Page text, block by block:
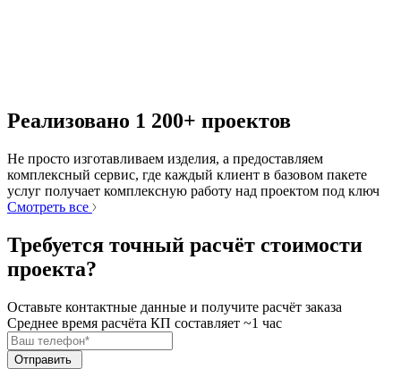
Реализовано 1 200+ проектов
Не просто изготавливаем изделия, а предоставляем
комплексный сервис, где каждый клиент в базовом пакете
услуг получает комплексную работу над проектом под ключ
Смотреть все
Требуется точный расчёт стоимости
проекта?
Оставьте контактные данные и получите расчёт заказа
Среднее время расчёта КП составляет ~1 час
Отправить